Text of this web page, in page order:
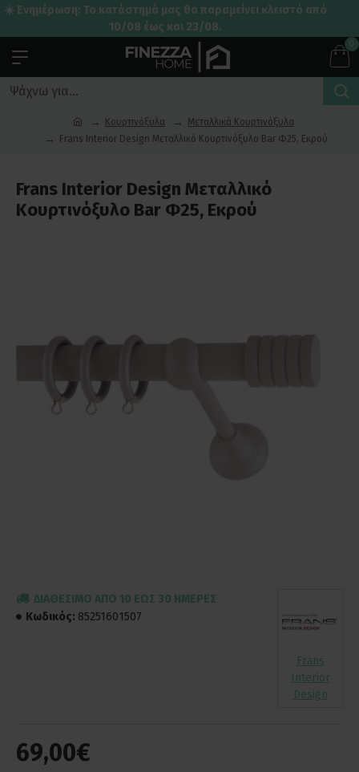
☀️ Ενημέρωση: Το κατάστημά μας θα παραμείνει κλειστό από
10/08 έως και 23/08.
0
Κουρτινόξυλα
Μεταλλικά Κουρτινόξυλα
Frans Interior Design Μεταλλικό Κουρτινόξυλο Bar Φ25, Εκρού
Frans Interior Design Μεταλλικό
Κουρτινόξυλο Bar Φ25, Εκρού
69,00€
ΔΙΑΘΈΣΙΜΟ ΑΠΌ 10 ΈΩΣ 30 ΗΜΈΡΕΣ
Κωδικός: 85251601507
Frans
Interior
Design